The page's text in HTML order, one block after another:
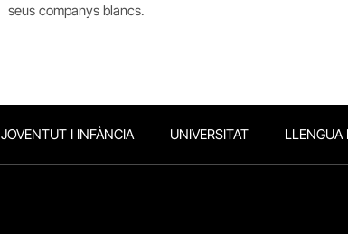
seus companys blancs.
JOVENTUT I INFÀNCIA UNIVERSITAT LLENGUA